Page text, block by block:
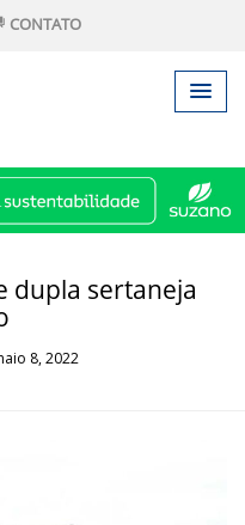
CONTATO
dupla sertaneja
8, 2022